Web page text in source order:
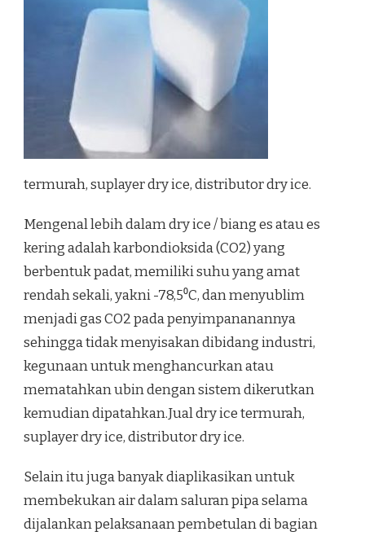
termurah, suplayer dry ice, distributor dry ice.
Mengenal lebih dalam dry ice / biang es atau es
kering adalah karbondioksida (CO2) yang
berbentuk padat, memiliki suhu yang amat
rendah sekali, yakni -78,5⁰C, dan menyublim
menjadi gas CO2 pada penyimpananannya
sehingga tidak menyisakan dibidang industri,
kegunaan untuk menghancurkan atau
mematahkan ubin dengan sistem dikerutkan
kemudian dipatahkan.Jual dry ice termurah,
suplayer dry ice, distributor dry ice.
Selain itu juga banyak diaplikasikan untuk
membekukan air dalam saluran pipa selama
dijalankan pelaksanaan pembetulan di bagian